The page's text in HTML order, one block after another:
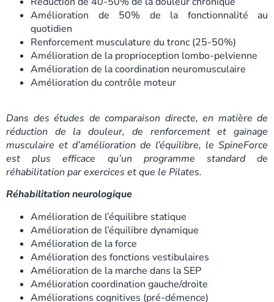
Amélioration de 50% de la fonctionnalité au
quotidien
Renforcement musculature du tronc (25-50%)
Amélioration de la proprioception lombo-pelvienne
Amélioration de la coordination neuromusculaire
Amélioration du contrôle moteur
Dans des études de comparaison directe, en matière de
réduction de la douleur, de renforcement et gainage
musculaire et d’amélioration de l’équilibre, le SpineForce
est plus efficace qu’un programme standard de
réhabilitation par exercices et que le Pilates.
Réhabilitation neurologique
Amélioration de l’équilibre statique
Amélioration de l’équilibre dynamique
Amélioration de la force
Amélioration des fonctions vestibulaires
Amélioration de la marche dans la SEP
Amélioration coordination gauche/droite
Améliorations cognitives (pré-démence)